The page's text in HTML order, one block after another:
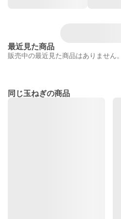
最近見た商品
販売中の最近見た商品はありません。
同じ玉ねぎの商品